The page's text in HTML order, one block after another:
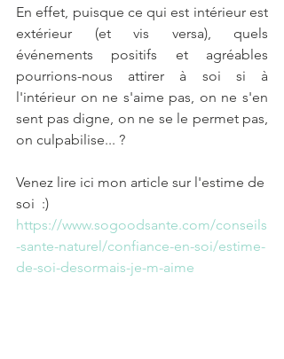
En effet, puisque ce qui est intérieur est
extérieur (et vis versa), quels
événements positifs et agréables
pourrions-nous attirer à soi si à
l'intérieur on ne s'aime pas, on ne s'en
sent pas digne, on ne se le permet pas,
on culpabilise... ?
Venez lire ici mon article sur l'estime de
soi  :)
https://www.sogoodsante.com/conseils
-sante-naturel/confiance-en-soi/estime-
de-soi-desormais-je-m-aime